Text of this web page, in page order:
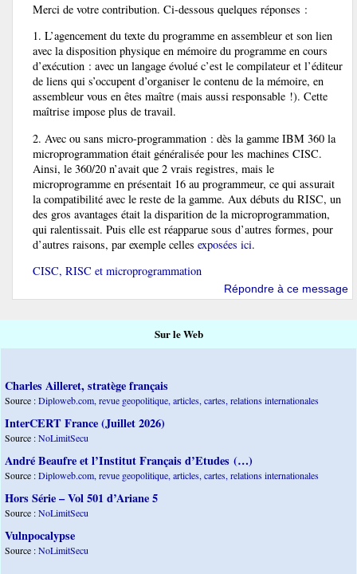
Merci de votre contribution. Ci-dessous quelques réponses :
1. L’agencement du texte du programme en assembleur et son lien
avec la disposition physique en mémoire du programme en cours
d’exécution : avec un langage évolué c’est le compilateur et l’éditeur
de liens qui s’occupent d’organiser le contenu de la mémoire, en
assembleur vous en êtes maître (mais aussi responsable !). Cette
maîtrise impose plus de travail.
2. Avec ou sans micro-programmation : dès la gamme IBM 360 la
microprogrammation était généralisée pour les machines CISC.
Ainsi, le 360/20 n’avait que 2 vrais registres, mais le
microprogramme en présentait 16 au programmeur, ce qui assurait
la compatibilité avec le reste de la gamme. Aux débuts du RISC, un
des gros avantages était la disparition de la microprogrammation,
qui ralentissait. Puis elle est réapparue sous d’autres formes, pour
d’autres raisons, par exemple celles exposées ici.
CISC, RISC et microprogrammation
Répondre à ce message
Sur le Web
Charles Ailleret, stratège français
Source :Diploweb.com, revue geopolitique, articles, cartes, relations internationales
InterCERT France (Juillet 2026)
Source :NoLimitSecu
André Beaufre et l’Institut Français d’Etudes (…)
Source :Diploweb.com, revue geopolitique, articles, cartes, relations internationales
Hors Série – Vol 501 d’Ariane 5
Source :NoLimitSecu
Vulnpocalypse
Source :NoLimitSecu